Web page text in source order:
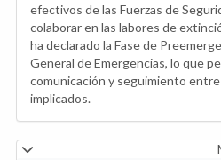
efectivos de las Fuerzas de
colaborar en las labores de
ha declarado la Fase de
General de Emergencias, lo que
comunicación y seguimiento
implicados.